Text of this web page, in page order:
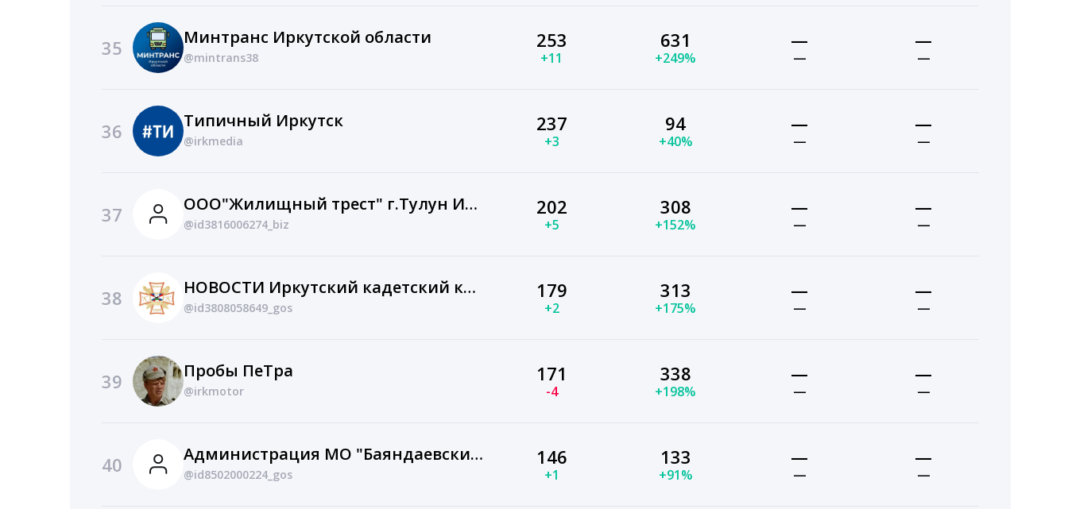
35 Минтранс Иркутской области
@mintrans38
253
+11
631
+249%
—
—
—
—
36 Типичный Иркутск
@irkmedia
237
+3
94
+40%
—
—
—
—
37 ООО"Жилищный трест" г.Тулун Иркутская область
@id3816006274_biz
202
+5
308
+152%
—
—
—
—
38 НОВОСТИ Иркутский кадетский корпус
@id3808058649_gos
179
+2
313
+175%
—
—
—
—
39 Пробы ПеТра
@irkmotor
171
-4
338
+198%
—
—
—
—
40 Администрация МО "Баяндаевский район"
@id8502000224_gos
146
+1
133
+91%
—
—
—
—